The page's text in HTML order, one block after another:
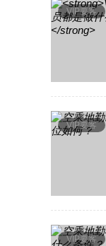
VIP要客
VIP要客
VIP要客